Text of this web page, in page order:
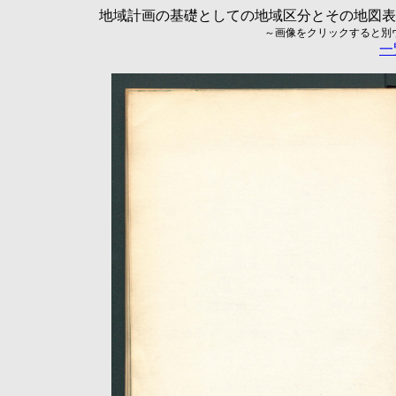
地域計画の基礎としての地域区分とその地
～画像をクリックすると
一